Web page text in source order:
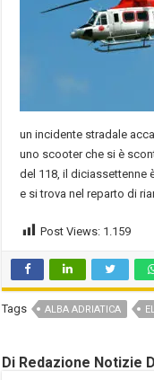
un incidente stradale
uno scooter che si è
del 118, il diciassettenne
e si trova nel reparto di
Post Views: 1.159
Tags ALBA ADRIATICA
Di Redazione Notizie